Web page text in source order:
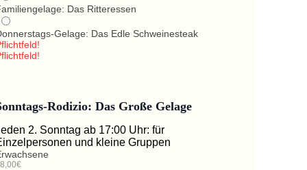
Das Ritteressen
Gelage: Das Edle Schweinesteak
Rodizio: Das Große Gelage
2. Sonntag ab 17:00 Uhr: für
und kleine Gruppen